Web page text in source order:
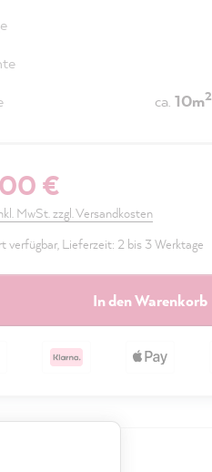
ca. 10m2
€
MwSt. zzgl. Versandkosten
verfügbar, Lieferzeit: 2 bis 3 Werktage
In den Warenkorb